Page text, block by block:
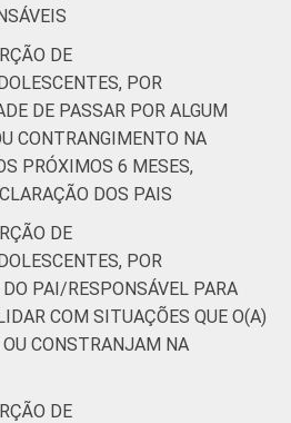
DE
POR
DE PASSAR POR ALGUM
CONTRANGIMENTO NA
PRÓXIMOS 6 MESES,
DOS PAIS
DE
POR
PAI/RESPONSÁVEL PARA
COM SITUAÇÕES QUE O(A)
CONSTRANJAM NA
DE